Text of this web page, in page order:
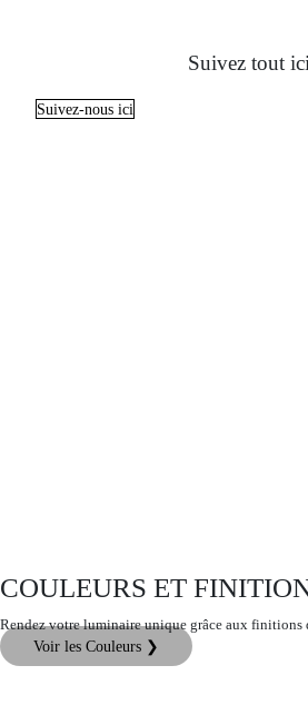
Suivez tout ici
Suivez-nous ici
COULEURS ET
Rendez votre luminaire unique grâce aux finitions
Voir les Couleurs ❯